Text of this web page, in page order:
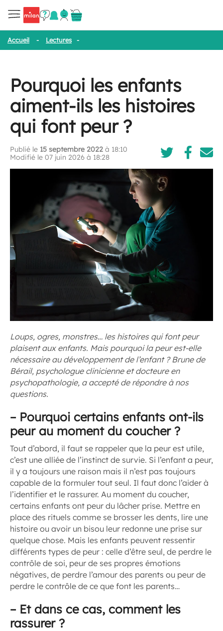
Accueil - Lectures -
Pourquoi les enfants
aiment-ils les histoires
qui font peur ?
Publié le 15 septembre 2022 à 18:10
Modifié le 07 juin 2026 à 18:28
Loups, ogres, monstres… les histoires qui font peur
plaisent aux enfants. Mais pourquoi la peur est-elle
nécessaire au développement de l’enfant ? Brune de
Bérail, psychologue clinicienne et docteure en
psychopathologie, a accepté de répondre à nos
questions.
– Pourquoi certains enfants ont-ils
peur au moment du coucher ?
Tout d’abord, il faut se rappeler que la peur est utile,
c’est une alliée de l’instinct de survie. Si l’enfant a peur,
il y a toujours une raison mais il n’est pas toujours
capable de la formuler tout seul. Il faut donc l’aider à
l’identifier et le rassurer. Au moment du coucher,
certains enfants ont peur du lâcher prise. Mettre en
place des rituels comme se brosser les dents, lire une
histoire ou avoir un bisou leur redonne une prise sur
quelque chose. Mais les enfants peuvent ressentir
différents types de peur : celle d’être seul, de perdre le
contrôle de soi, peur de ses propres émotions
négatives, de perdre l’amour des parents ou peur de
perdre le contrôle de ce que font les parents…
– Et dans ce cas, comment les
rassurer ?